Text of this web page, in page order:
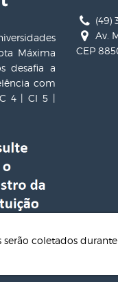
Máxima
desafia a
com
4 | CI 5 |
(49)
Av.
CEP
serão coletados